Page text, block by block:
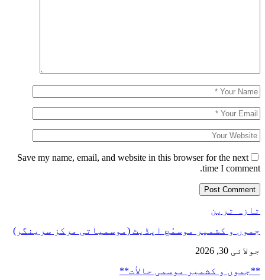
Save my name, email, and website in this browser for the next
time I comment.
تازہ ترین
جموں و کشمیر موسمُچ اپڈیٹ (موسمیاتی مرکز سرینگر)
جولائی 30, 2026
**جموں و كشمیر موسمی حالأت**